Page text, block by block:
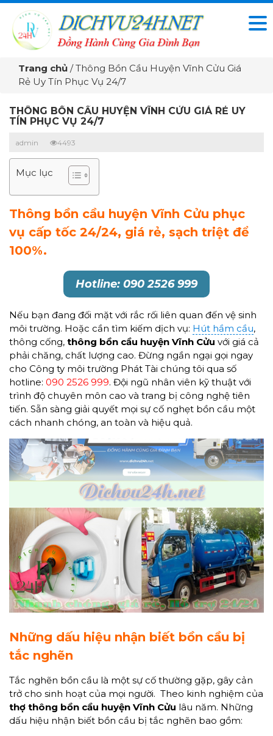
Trang chủ /Thông Bồn Cầu Huyện Vĩnh Cửu Giá
Rẻ Uy Tín Phục Vụ 24/7
THÔNG BỒN CẦU HUYỆN VĨNH CỬU GIÁ RẺ UY
TÍN PHỤC VỤ 24/7
admin 4493
Mục lục
Thông bồn cầu huyện Vĩnh Cửu phục
vụ cấp tốc 24/24, giá rẻ, sạch triệt để
100%.
Hotline: 090 2526 999
Nếu bạn đang đối mặt với rắc rối liên quan đến vệ sinh
môi trường. Hoặc cần tìm kiếm dịch vụ: Hút hầm cầu,
thông cống, thông bồn cầu huyện Vĩnh Cửu với giá cả
phải chăng, chất lượng cao. Đừng ngần ngại gọi ngay
cho Công ty môi trường Phát Tài chúng tôi qua số
hotline: 090 2526 999. Đội ngũ nhân viên kỹ thuật với
trình độ chuyên môn cao và trang bị công nghệ tiên
tiến. Sẵn sàng giải quyết mọi sự cố nghẹt bồn cầu một
cách nhanh chóng, an toàn và hiệu quả.
Những dấu hiệu nhận biết bồn cầu bị
tắc nghẽn
Tắc nghẽn bồn cầu là một sự cố thường gặp, gây cản
trở cho sinh hoạt của mọi người. Theo kinh nghiệm của
thợ thông bồn cầu huyện Vĩnh Cửu lâu năm. Những
dấu hiệu nhận biết bồn cầu bị tắc nghẽn bao gồm: